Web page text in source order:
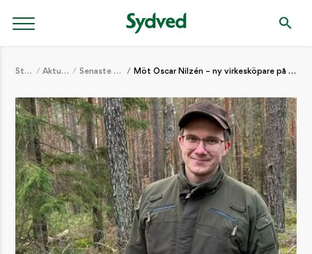
Start Aktuellt Senaste nytt Möt Oscar Nilzén – ny virkesköpare på Sydved